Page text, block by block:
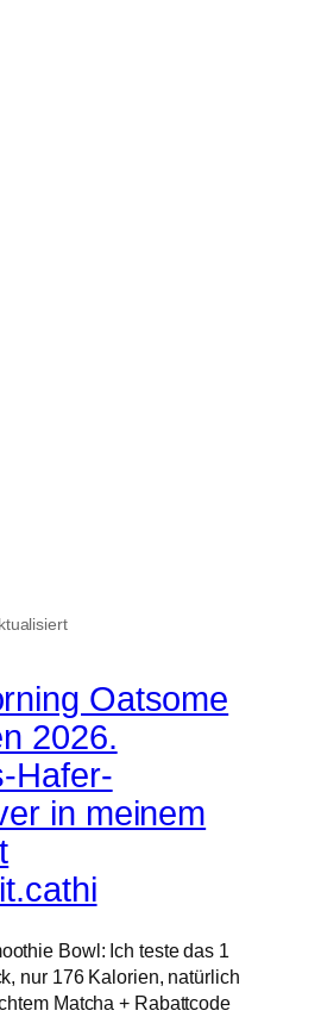
Oatsome
2026.
Hafer-
in meinem
Bowl: Ich teste das 1
nur 176 Kalorien, natürlich
Matcha + Rabattcode